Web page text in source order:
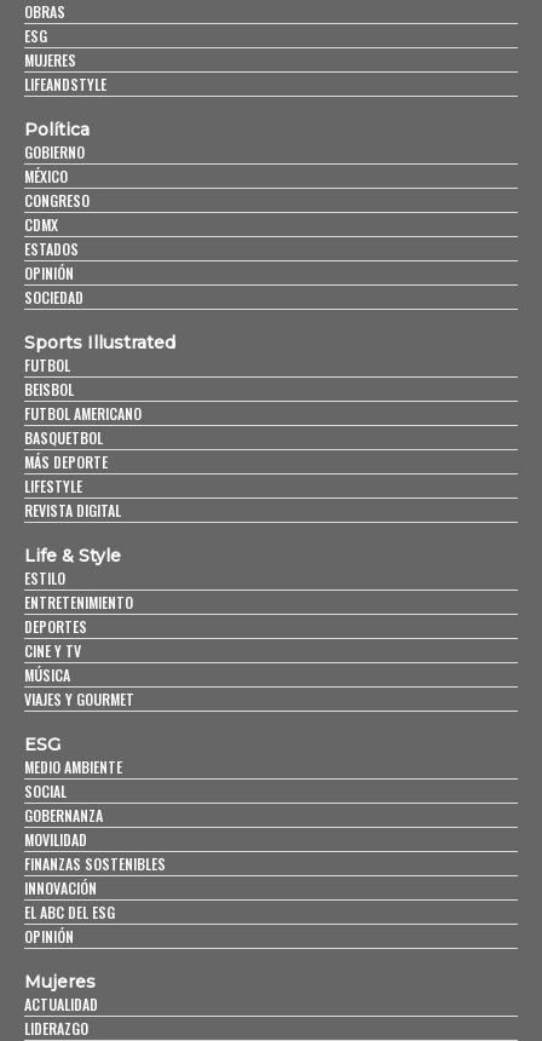
OBRAS
ESG
MUJERES
LIFEANDSTYLE
Política
GOBIERNO
MÉXICO
CONGRESO
CDMX
ESTADOS
OPINIÓN
SOCIEDAD
Sports Illustrated
FUTBOL
BEISBOL
FUTBOL AMERICANO
BASQUETBOL
MÁS DEPORTE
LIFESTYLE
REVISTA DIGITAL
Life & Style
ESTILO
ENTRETENIMIENTO
DEPORTES
CINE Y TV
MÚSICA
VIAJES Y GOURMET
ESG
MEDIO AMBIENTE
SOCIAL
GOBERNANZA
MOVILIDAD
FINANZAS SOSTENIBLES
INNOVACIÓN
EL ABC DEL ESG
OPINIÓN
Mujeres
ACTUALIDAD
LIDERAZGO